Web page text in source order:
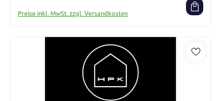
Preise inkl. MwSt. zzgl. Versandkosten